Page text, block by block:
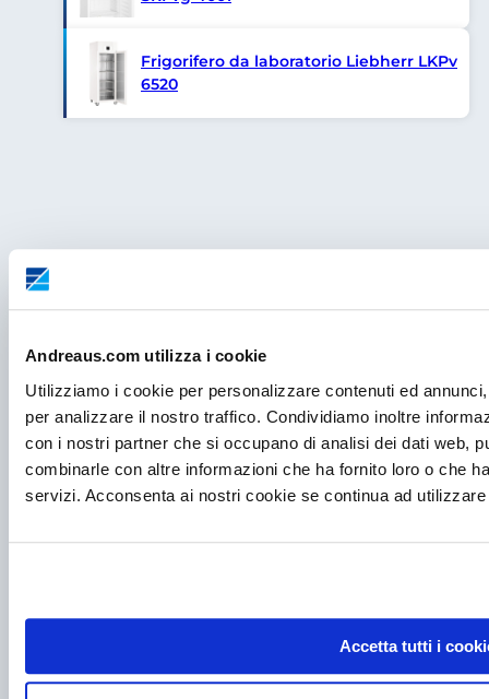
Andreaus.com utilizza i cookie
Utilizziamo i cookie per personalizzare contenuti ed
per analizzare il nostro traffico. Condividiamo inoltre
con i nostri partner che si occupano di analisi dei dati web,
combinarle con altre informazioni che ha fornito loro o che
servizi. Acconsenta ai nostri cookie se continua ad
Accetta tutti i
Frigorifero da laboratorio Liebherr LKPv
6520